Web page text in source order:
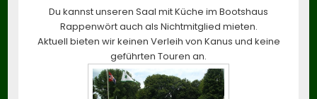
Du kannst unseren Saal mit Küche im Bootshaus
Rappenwört auch als Nichtmitglied mieten.
Aktuell bieten wir keinen Verleih von Kanus und keine
geführten Touren an.